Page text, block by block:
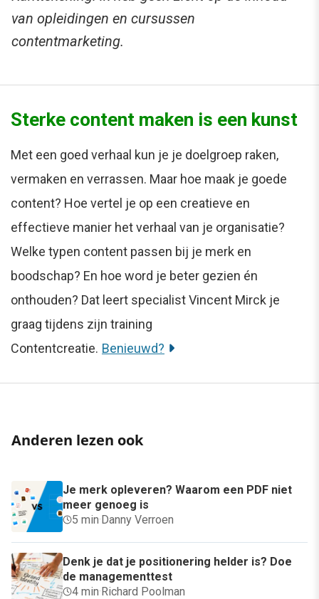
van opleidingen en cursussen
contentmarketing.
Sterke content maken is een kunst
Met een goed verhaal kun je je doelgroep raken,
vermaken en verrassen. Maar hoe maak je goede
content? Hoe vertel je op een creatieve en
effectieve manier het verhaal van je organisatie?
Welke typen content passen bij je merk en
boodschap? En hoe word je beter gezien én
onthouden? Dat leert specialist Vincent Mirck je
graag tijdens zijn training
Contentcreatie. Benieuwd?
Anderen lezen ook
Je merk opleveren? Waarom een PDF niet
meer genoeg is
5 min·Danny Verroen
Denk je dat je positionering helder is? Doe
de managementtest
4 min·Richard Poolman